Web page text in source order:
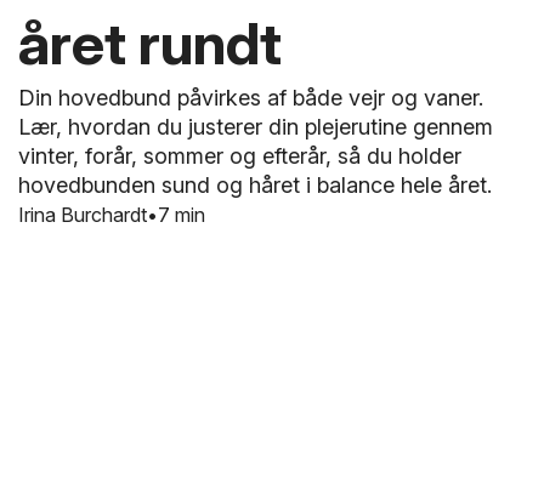
året rundt
7 min
Din hovedbund påvirkes af både vejr og vaner.
Lær, hvordan du justerer din plejerutine gennem
vinter, forår, sommer og efterår, så du holder
hovedbunden sund og håret i balance hele året.
Irina Burchardt